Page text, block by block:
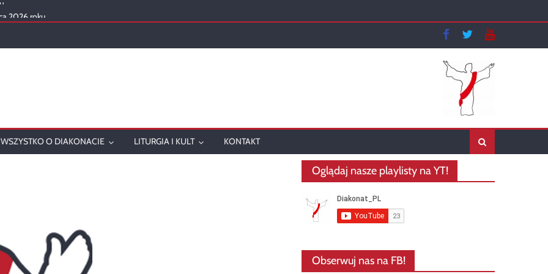
2026 roku
w 2025 roku
WSZYSTKO O DIAKONACIE LITURGIA I KULT KONTAKT
Oglądaj nasze playlisty na YT!
Obserwuj nas na FB!